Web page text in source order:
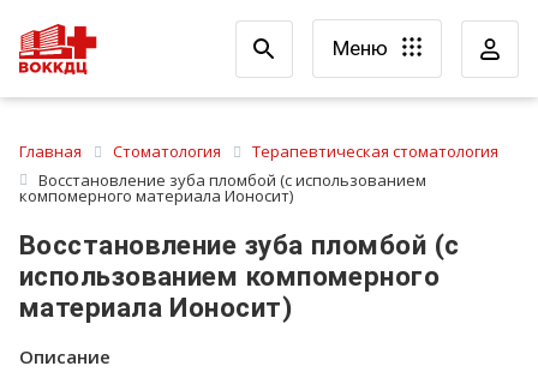
Меню
Главная Стоматология
Терапевтическая стоматология
Восстановление зуба пломбой (с использованием
компомерного материала Ионосит)
Восстановление зуба пломбой (с
использованием компомерного
материала Ионосит)
Описание